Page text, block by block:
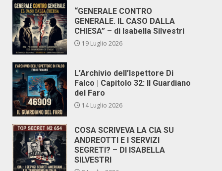
“GENERALE CONTRO
GENERALE. IL CASO DALLA
CHIESA” – di Isabella Silvestri
19 Luglio 2026
L’Archivio dell’Ispettore Di
Falco | Capitolo 32: Il Guardiano
del Faro
14 Luglio 2026
COSA SCRIVEVA LA CIA SU
ANDREOTTI E I SERVIZI
SEGRETI? – DI ISABELLA
SILVESTRI